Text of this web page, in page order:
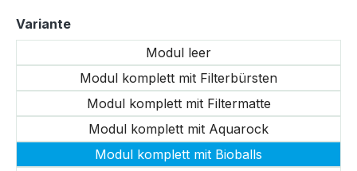
Varianteauswählen
Modul leer
Modul komplett mit Filterbürsten
Modul komplett mit Filtermatte
Modul komplett mit Aquarock
Modul komplett mit Bioballs